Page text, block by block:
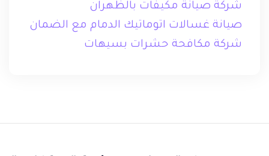
شركة صيانة مكيفات بالظهران
صيانة غسالات اتوماتيك الدمام مع الضمان
شركة مكافحة حشرات بسيهات